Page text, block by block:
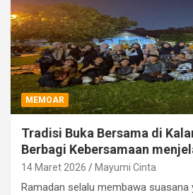
MEMOAR
Tradisi Buka Bersama di
Berbagi Kebersamaan
14 Maret 2026 Mayumi Cinta
Ramadan selalu membawa suasana